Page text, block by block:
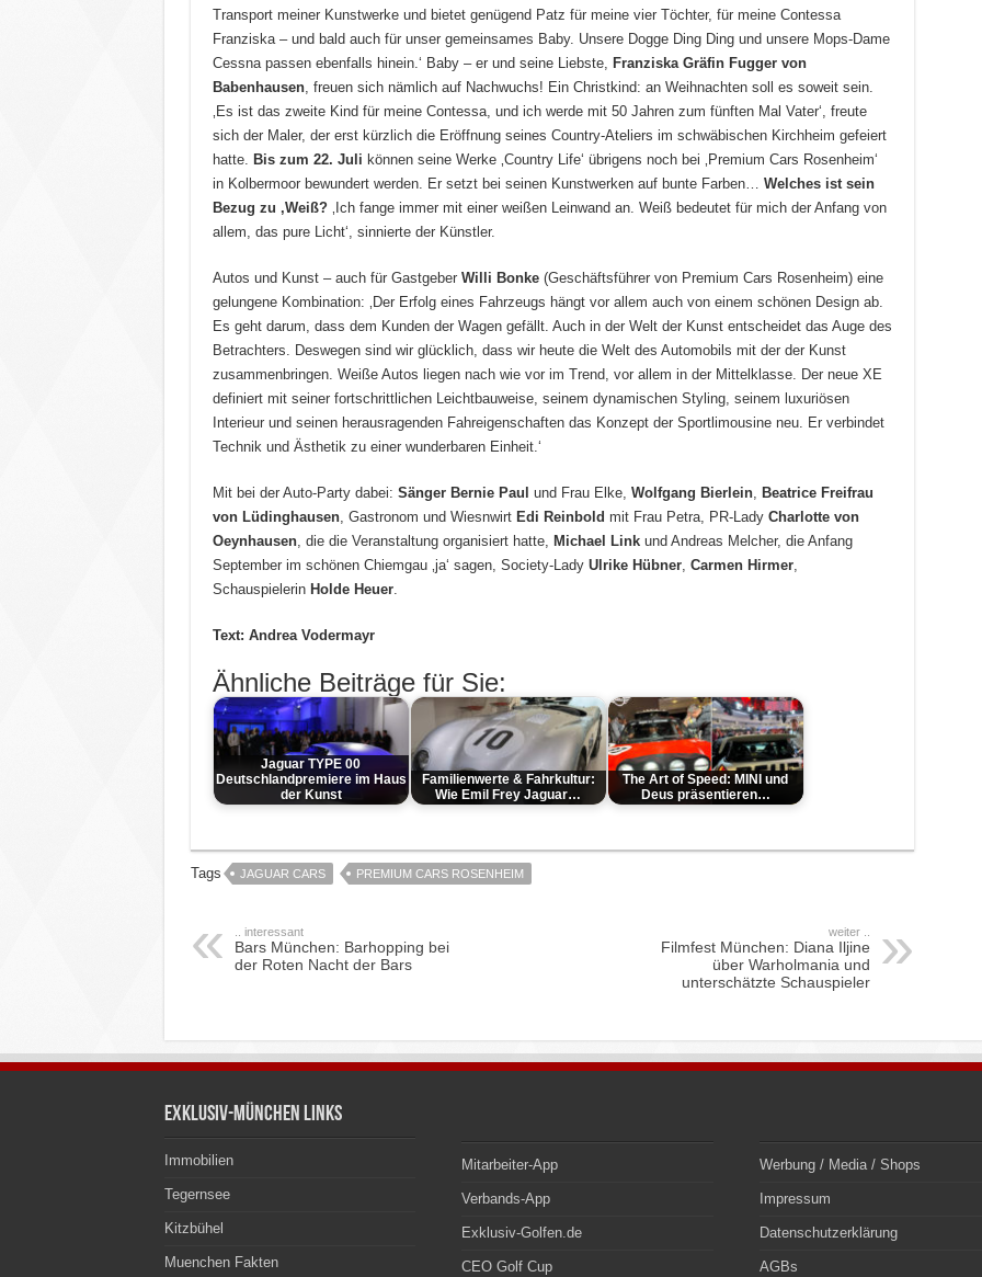
Transport meiner Kunstwerke und bietet genügend Patz für meine vier Töchter, für meine Contessa
Franziska – und bald auch für unser gemeinsames Baby. Unsere Dogge Ding Ding und unsere Mops-Dame
Cessna passen ebenfalls hinein.‘ Baby – er und seine Liebste,
Franziska Gräfin Fugger von
Babenhausen, freuen sich nämlich auf Nachwuchs! Ein Christkind: an Weihnachten soll es soweit sein.
‚Es ist das zweite Kind für meine Contessa, und ich werde mit 50 Jahren zum fünften Mal Vater‘, freute
sich der Maler, der erst kürzlich die Eröffnung seines Country-Ateliers im schwäbischen Kirchheim gefeiert
hatte.
Bis zum 22. Juli können seine Werke ‚Country Life‘ übrigens noch bei ‚Premium Cars Rosenheim‘
in Kolbermoor bewundert werden. Er setzt bei seinen Kunstwerken auf bunte Farben… Welches ist sein
Bezug zu ‚Weiß?‚Ich fange immer mit einer weißen Leinwand an. Weiß bedeutet für mich der Anfang von
allem, das pure Licht‘, sinnierte der Künstler.
Autos und Kunst – auch für Gastgeber Willi Bonke(Geschäftsführer von Premium Cars Rosenheim) eine
gelungene Kombination: ‚Der Erfolg eines Fahrzeugs hängt vor allem auch von einem schönen Design ab.
Es geht darum, dass dem Kunden der Wagen gefällt. Auch in der Welt der Kunst entscheidet das Auge des
Betrachters. Deswegen sind wir glücklich, dass wir heute die Welt des Automobils mit der der Kunst
zusammenbringen. Weiße Autos liegen nach wie vor im Trend, vor allem in der Mittelklasse. Der neue XE
definiert mit seiner fortschrittlichen Leichtbauweise, seinem dynamischen Styling, seinem luxuriösen
Interieur und seinen herausragenden Fahreigenschaften das Konzept der Sportlimousine neu. Er verbindet
Technik und Ästhetik zu einer wunderbaren Einheit.‘
Mit bei der Auto-Party dabei: Sänger Bernie Paul und Frau Elke, Wolfgang Bierlein,
Beatrice Freifrau
von Lüdinghausen, Gastronom und Wiesnwirt Edi Reinbold mit Frau Petra, PR-Lady Charlotte von
Oeynhausen, die die Veranstaltung organisiert hatte, Michael Linkund Andreas Melcher, die Anfang
September im schönen Chiemgau ‚ja‘ sagen, Society-Lady Ulrike Hübner, Carmen Hirmer,
SchauspielerinHolde Heuer.
Text: Andrea Vodermayr
Ähnliche Beiträge für Sie:
Jaguar TYPE 00
Deutschlandpremiere im Haus
der Kunst
Familienwerte & Fahrkultur:
Wie Emil Frey Jaguar…
The Art of Speed: MINI und
Deus präsentieren…
Tags JAGUAR CARS PREMIUM CARS ROSENHEIM
.. interessant
Bars München: Barhopping bei
der Roten Nacht der Bars
weiter ..
Filmfest München: Diana Iljine
über Warholmania und
unterschätzte Schauspieler
Exklusiv-München Links
Immobilien
Tegernsee
Kitzbühel
Muenchen Fakten
Mitarbeiter-App
Verbands-App
Exklusiv-Golfen.de
CEO Golf Cup
Werbung / Media / Shops
Impressum
Datenschutzerklärung
AGBs